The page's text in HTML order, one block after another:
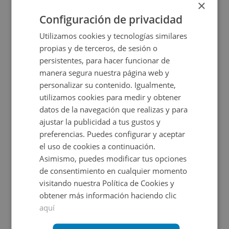
CONDICIONES ESPECIALES
Nave Industrial en venta en DS DISEMINADOS,
Impuestos no incluidos
280.000€
10.429m 2
×
Configuración de privacidad
Utilizamos cookies y tecnologías similares
propias y de terceros, de sesión o
persistentes, para hacer funcionar de
manera segura nuestra página web y
personalizar su contenido. Igualmente,
utilizamos cookies para medir y obtener
datos de la navegación que realizas y para
ajustar la publicidad a tus gustos y
preferencias. Puedes configurar y aceptar
el uso de cookies a continuación.
Asimismo, puedes modificar tus opciones
de consentimiento en cualquier momento
visitando nuestra Política de Cookies y
obtener más información haciendo clic
aquí